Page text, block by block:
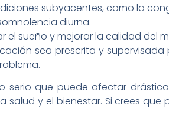
subyacentes, como la
diurna.
el sueño y mejorar la calidad del
sea prescrita y
serio que puede afectar
salud y el bienestar. Si crees